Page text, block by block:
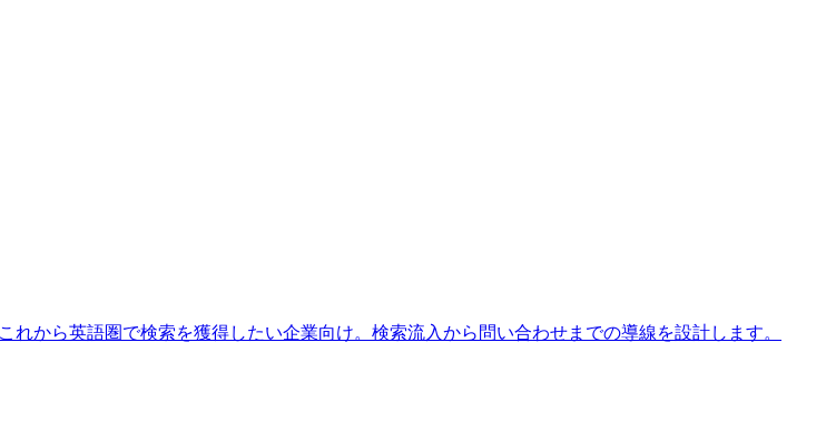
から英語圏で検索を獲得したい企業向け。検索流入から問い合わせまでの導線を設計します。